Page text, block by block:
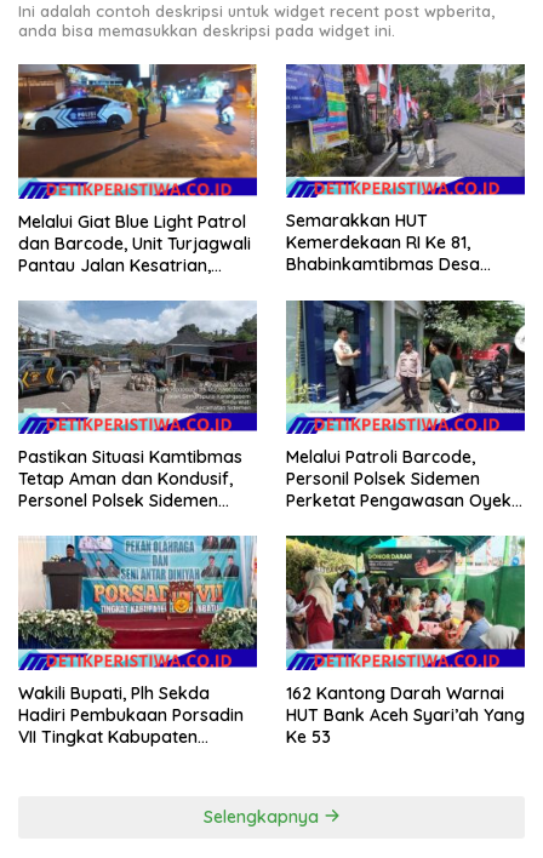
Ini adalah contoh deskripsi untuk widget recent post wpberita,
anda bisa memasukkan deskripsi pada widget ini.
Melalui Giat Blue Light Patrol
dan Barcode, Unit Turjagwali
Pantau Jalan Kesatrian,
Semarakkan HUT
Kemerdekaan RI Ke 81,
Bhabinkamtibmas Desa
Warganya Kibarkan Bendera
Merah Putih
Pastikan Situasi Kamtibmas
Tetap Aman dan Kondusif,
Personel Polsek Sidemen
Melalui Patroli Barcode,
Personil Polsek Sidemen
Perketat Pengawasan Oyek
Wakili Bupati, Plh Sekda
Hadiri Pembukaan Porsadin
VII Tingkat Kabupaten
162 Kantong Darah Warnai
HUT Bank Aceh Syari’ah Yang
Ke 53
Selengkapnya